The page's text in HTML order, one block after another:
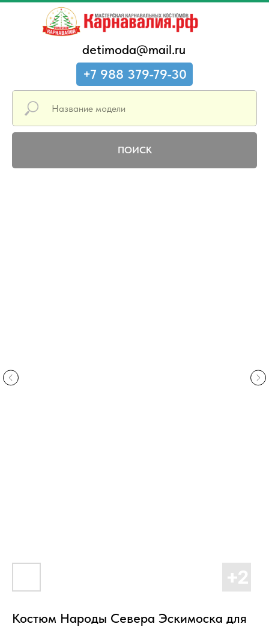
detimoda@mail.ru
+7 988 379-79-30
ПОИСК
Костюм Народы Севера Эскимоска для